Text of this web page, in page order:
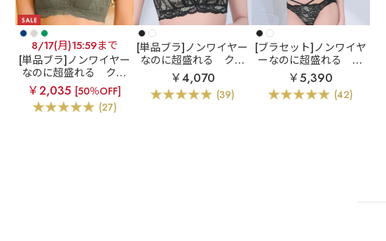
8/17(月)15:59まで
[単品ブラ]ノンワイヤー
なのに超盛れる
クロ
スコードレース ノンワ
イヤー 超盛ブラ(R) 単
品ブラジャー
￥2,035 [50％OFF]
(27)
[単品ブラ]ノンワイヤー
なのに超盛れる
クロ
スコードレース ノンワ
イヤー 超盛ブラ(R) 単
品ブラジャー
￥4,070
(39)
[ブラセット]ノンワイヤ
ーなのに超盛れる
ク
ロスコードレース ノン
ワイヤー 超盛ブラ(R)
ブラジャー&ショーツ
￥5,390
(42)